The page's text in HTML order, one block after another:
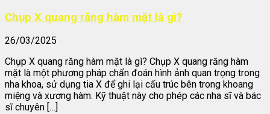
Chụp X quang răng hàm mặt là gì?
26/03/2025
Chụp X quang răng hàm mặt là gì? Chụp X quang răng hàm
mặt là một phương pháp chẩn đoán hình ảnh quan trọng trong
nha khoa, sử dụng tia X để ghi lại cấu trúc bên trong khoang
miệng và xương hàm. Kỹ thuật này cho phép các nha sĩ và bác
sĩ chuyên […]